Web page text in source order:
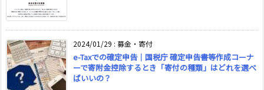
2024/01/29 : 募金・寄付
e-Taxでの確定申告｜国税庁 確定申告書等作成コーナ
ーで寄附金控除するとき「寄付の種類」はどれを選べ
ばいいの？